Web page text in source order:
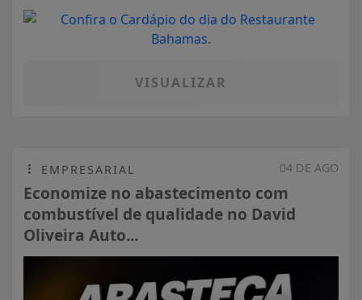
VISUALIZAR
04 DE AGO
EMPRESARIAL
Economize no abastecimento com
combustível de qualidade no David
Oliveira Auto...